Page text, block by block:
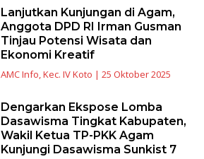
Lanjutkan Kunjungan di Agam,
Anggota DPD RI Irman Gusman
Tinjau Potensi Wisata dan
Ekonomi Kreatif
AMC Info Kec. IV Koto | 25 Oktober 2025
Dengarkan Ekspose Lomba
Dasawisma Tingkat Kabupaten,
Wakil Ketua TP-PKK Agam
Kunjungi Dasawisma Sunkist 7